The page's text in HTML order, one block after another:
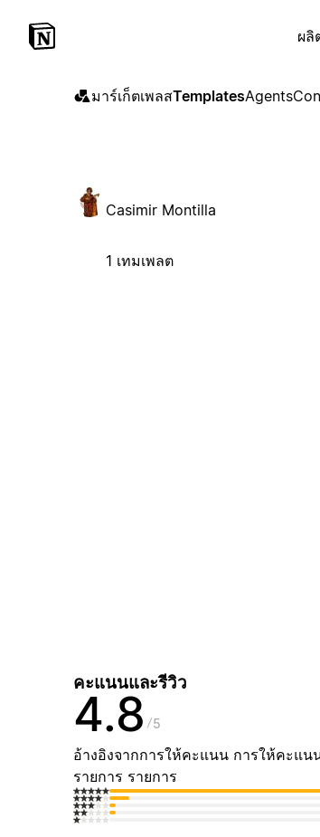
ผ
มาร์เก็ตเพลสTemplatesAgents
Casimir Montilla
1 เทมเพลต
คะแนนและรีวิว
4.8 5
อ้างอิงจากการให้คะแนน การให้คะแน
รายการ รายการ